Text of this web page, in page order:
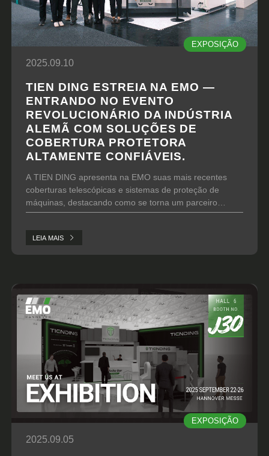
EXPOSIÇÃO
2025.09.10
TIEN DING ESTREIA NA EMO —
ENTRANDO NO EVENTO
REVOLUCIONÁRIO DA INDÚSTRIA
ALEMÃ COM SOLUÇÕES DE
COBERTURA PROTETORA
ALTAMENTE CONFIÁVEIS.
A TIEN DING apresenta na EMO suas mais recentes
coberturas telescópicas e sistemas de proteção de
máquinas, destacando como se torna um parceiro
fundamental para a confiabilidade e estabilidade da linha
alemão com as tendências globais.
LEIA MAIS
EXPOSIÇÃO
2025.09.05